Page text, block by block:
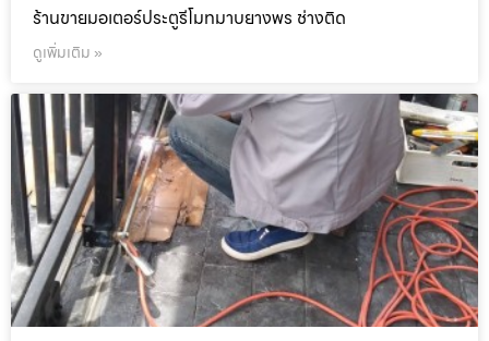
ร้านขายมอเตอร์ประตูรีโมทมาบยางพร ช่างติด
ดูเพิ่มเติม »